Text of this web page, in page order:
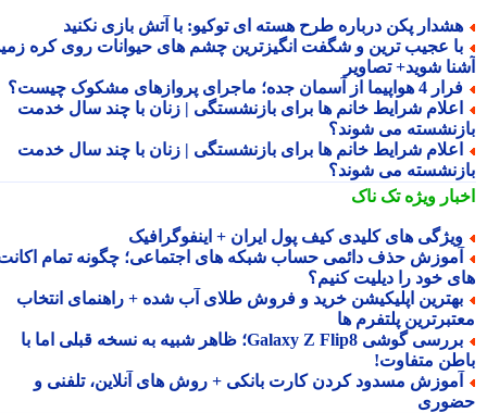
پکن درباره طرح هسته ای توکیو: با آتش بازی نکنید
عجیب ترین و شگفت انگیزترین چشم های حیوانات روی کره زمین
شوید+ تصاویر
از آسمان جده؛ ماجرای پروازهای مشکوک چیست؟
شرایط خانم ها برای بازنشستگی | زنان با چند سال خدمت
می شوند؟
شرایط خانم ها برای بازنشستگی | زنان با چند سال خدمت
می شوند؟
ویژهتک ناک
های کلیدی کیف پول ایران + اینفوگرافیک
حذف دائمی حساب شبکه های اجتماعی؛ چگونه تمام اکانت
خود را دیلیت کنیم؟
اپلیکیشن خرید و فروش طلای آب شده + راهنمای انتخاب
پلتفرم ها
بررسی گوشی Galaxy Z Flip8؛ ظاهر شبیه به نسخه قبلی اما با
متفاوت!
مسدود کردن کارت بانکی + روش های آنلاین، تلفنی و